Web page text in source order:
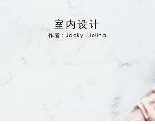
室内设计
作者：Jacky Molina